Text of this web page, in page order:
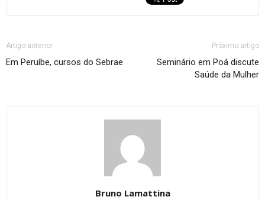
Artigo anterior
Em Peruíbe, cursos do Sebrae
Próximo artigo
Seminário em Poá discute
Saúde da Mulher
Bruno Lamattina